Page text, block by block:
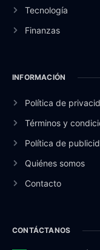
Tecnología
Finanzas
INFORMACIÓN
Política de
Términos y
Política de
Quiénes somos
Contacto
CONTÁCTANOS